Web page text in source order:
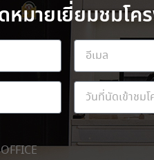
หมายเยี่ยมชมโค